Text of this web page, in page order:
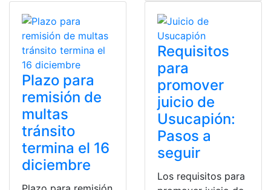
Plazo para
remisión de
multas
tránsito
termina el 16
diciembre
Requisitos
para
promover
juicio de
Usucapión:
Pasos a
seguir
Los requisitos para